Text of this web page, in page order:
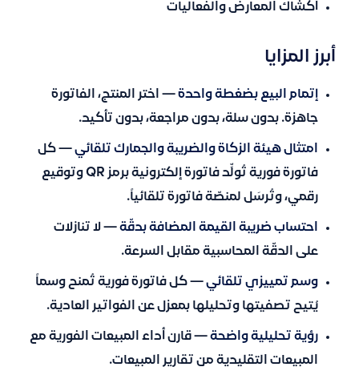
أكشاك المعارض والفعاليات
أبرز المزايا
إتمام البيع بضغطة واحدة — اختر المنتج، الفاتورة
جاهزة. بدون سلة، بدون مراجعة، بدون تأكيد.
امتثال هيئة الزكاة والضريبة والجمارك تلقائي — كل
فاتورة فورية تُولِّد فاتورة إلكترونية برمز QR وتوقيع
رقمي، وتُرسَل لمنصّة فاتورة تلقائياً.
احتساب ضريبة القيمة المضافة بدقّة — لا تنازلات
على الدقّة المحاسبية مقابل السرعة.
وسم تمييزي تلقائي — كل فاتورة فورية تُمنح وسماً
يُتيح تصفيتها وتحليلها بمعزل عن الفواتير العادية.
رؤية تحليلية واضحة — قارن أداء المبيعات الفورية مع
المبيعات التقليدية من تقارير المبيعات.